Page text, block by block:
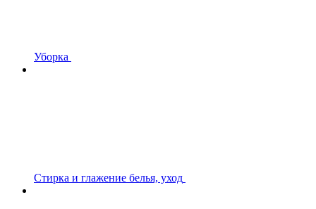
Уборка
Стирка и глажение белья, уход